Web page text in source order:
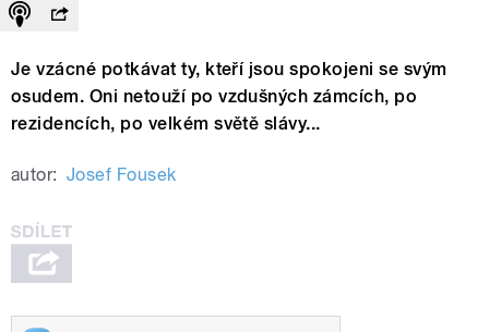
Je vzácné potkávat ty, kteří jsou spokojeni se svým
osudem. Oni netouží po vzdušných zámcích, po
rezidencích, po velkém světě slávy...
autor: Josef Fousek